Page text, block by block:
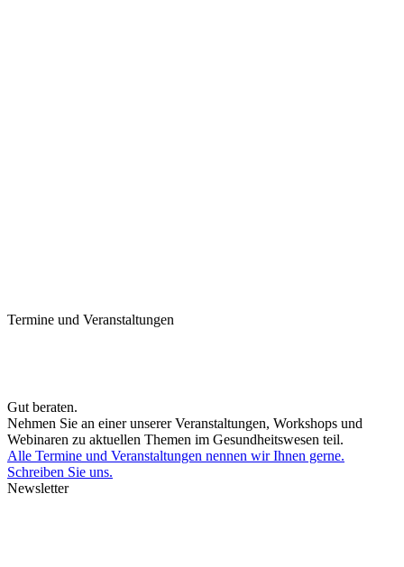
Termine und Veranstaltungen
Gut beraten.
Nehmen Sie an einer unserer Veranstaltungen, Workshops und
Webinaren zu aktuellen Themen im Gesundheitswesen teil.
Alle Termine und Veranstaltungen nennen wir Ihnen gerne.
Schreiben Sie uns.
Newsletter